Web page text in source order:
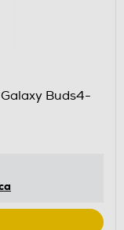
Buds4-